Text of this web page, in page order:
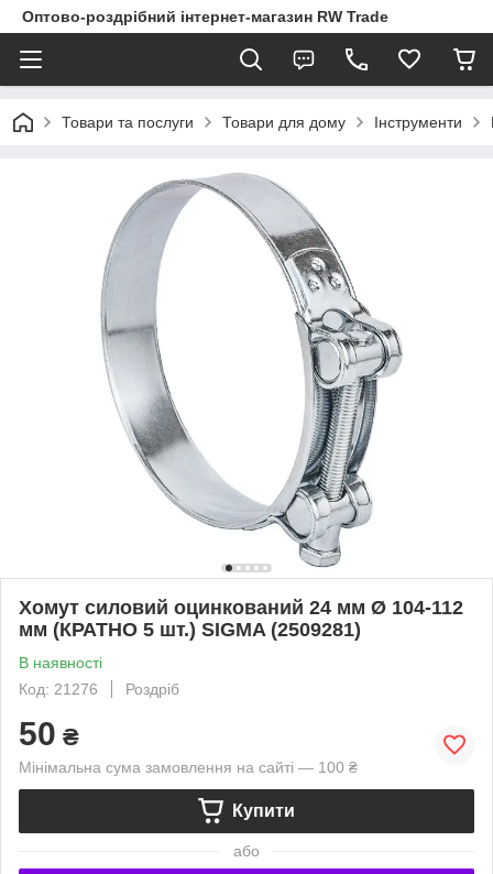
Оптово-роздрібний інтернет-магазин RW Trade
Товари та послуги Товари для дому Інструменти
Хомут силовий оцинкований 24 мм Ø 104-112
мм (КРАТНО 5 шт.) SIGMA (2509281)
В наявності
Код: 21276
Роздріб
50 ₴
Мінімальна сума замовлення на сайті — 100 ₴
Купити
або